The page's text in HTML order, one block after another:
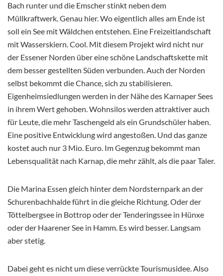
Bach runter und die Emscher stinkt neben dem
Müllkraftwerk. Genau hier. Wo eigentlich alles am Ende ist
soll ein See mit Wäldchen entstehen. Eine Freizeitlandschaft
mit Wasserskiern. Cool. Mit diesem Projekt wird nicht nur
der Essener Norden über eine schöne Landschaftskette mit
dem besser gestellten Süden verbunden. Auch der Norden
selbst bekommt die Chance, sich zu stabilisieren.
Eigenheimsiedlungen werden in der Nähe des Karnaper Sees
in ihrem Wert gehoben. Wohnsilos werden attraktiver auch
für Leute, die mehr Taschengeld als ein Grundschüler haben.
Eine positive Entwicklung wird angestoßen. Und das ganze
kostet auch nur 3 Mio. Euro. Im Gegenzug bekommt man
Lebensqualität nach Karnap, die mehr zählt, als die paar Taler.
Die Marina Essen gleich hinter dem Nordsternpark an der
Schurenbachhalde führt in die gleiche Richtung. Oder der
Töttelbergsee in Bottrop oder der Tenderingssee in Hünxe
oder der Haarener See in Hamm. Es wird besser. Langsam
aber stetig.
Dabei geht es nicht um diese verrückte Tourismusidee. Also